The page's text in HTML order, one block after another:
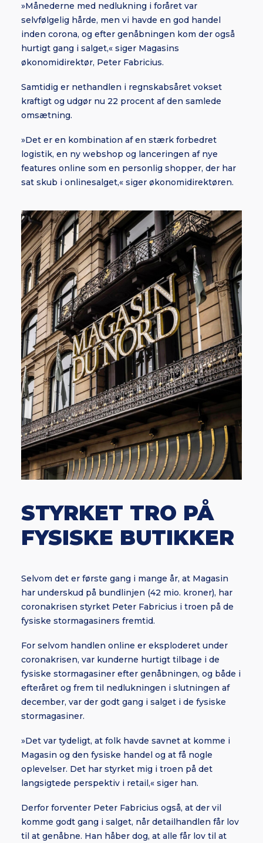
»Månederne med nedlukning i foråret var
selvfølgelig hårde, men vi havde en god handel
inden corona, og efter genåbningen kom der også
hurtigt gang i salget,« siger Magasins
økonomidirektør, Peter Fabricius.
Samtidig er nethandlen i regnskabsåret vokset
kraftigt og udgør nu 22 procent af den samlede
omsætning.
»Det er en kombination af en stærk forbedret
logistik, en ny webshop og lanceringen af nye
features online som en personlig shopper, der har
sat skub i onlinesalget,« siger økonomidirektøren.
STYRKET TRO PÅ
FYSISKE BUTIKKER
Selvom det er første gang i mange år, at Magasin
har underskud på bundlinjen (42 mio. kroner), har
coronakrisen styrket Peter Fabricius i troen på de
fysiske stormagasiners fremtid.
For selvom handlen online er eksploderet under
coronakrisen, var kunderne hurtigt tilbage i de
fysiske stormagasiner efter genåbningen, og både i
efteråret og frem til nedlukningen i slutningen af
december, var der godt gang i salget i de fysiske
stormagasiner.
»Det var tydeligt, at folk havde savnet at komme i
Magasin og den fysiske handel og at få nogle
oplevelser. Det har styrket mig i troen på det
langsigtede perspektiv i retail,« siger han.
Derfor forventer Peter Fabricius også, at der vil
komme godt gang i salget, når detailhandlen får lov
til at genåbne. Han håber dog, at alle får lov til at